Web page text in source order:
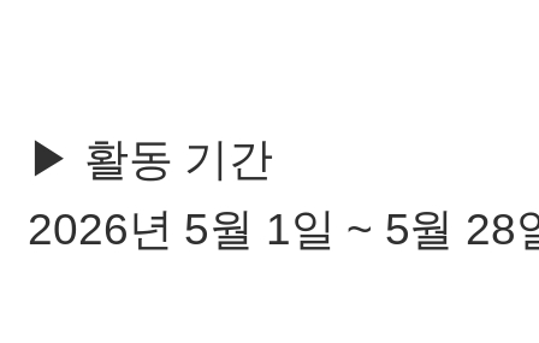
▶ 활동 기간
2026년 5월 1일 ~ 5월 28